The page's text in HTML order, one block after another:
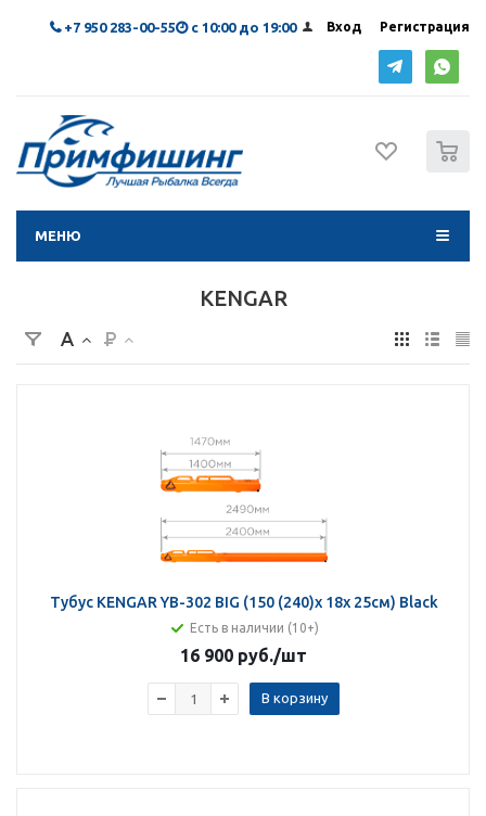
Вход Регистрация
+7 950 283-00-55 с 10:00 до 19:00
МЕНЮ
KENGAR
Тубус KENGAR YB-302 BIG (150 (240)x 18x 25см) Black
Есть в наличии (10+)
16 900 руб./шт
В корзину